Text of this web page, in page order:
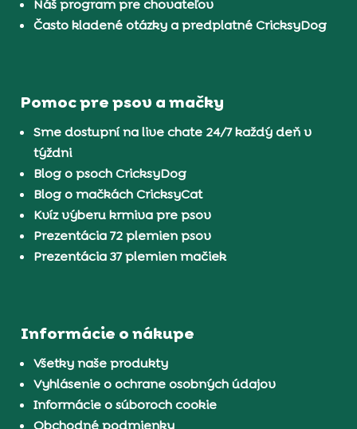
Náš program pre chovateľov
Často kladené otázky a predplatné CricksyDog
Pomoc pre psov a mačky
Sme dostupní na live chate 24/7 každý deň v
týždni
Blog o psoch CricksyDog
Blog o mačkách CricksyCat
Kvíz výberu krmiva pre psov
Prezentácia 72 plemien psov
Prezentácia 37 plemien mačiek
Informácie o nákupe
Všetky naše produkty
Vyhlásenie o ochrane osobných údajov
Informácie o súboroch cookie
Obchodné podmienky